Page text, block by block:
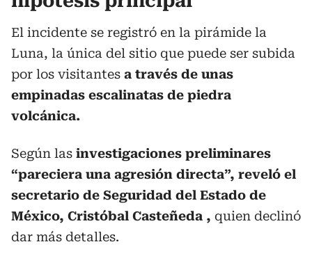
El incidente se registró en la pirámide la
Luna, la única del sitio que puede ser subida
por los visitantes a través de unas
empinadas escalinatas de piedra
volcánica.
Según las investigaciones preliminares
“pareciera una agresión directa”, reveló el
secretario de Seguridad del Estado de
México, Cristóbal Casteñeda , quien declinó
dar más detalles.